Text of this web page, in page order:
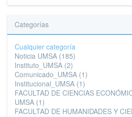
Categorías
Cualquier categoría
Noticia UMSA (185)
Instituto_UMSA (2)
Comunicado_UMSA (1)
Institucional_UMSA (1)
FACULTAD DE CIENCIAS
UMSA (1)
FACULTAD DE HUMANIDADES Y